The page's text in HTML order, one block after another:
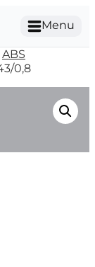
Menu
ABS
0,8